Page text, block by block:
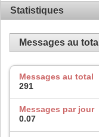
Statistiques
Messages au total
Messages au total
291
Messages par jour
0.07